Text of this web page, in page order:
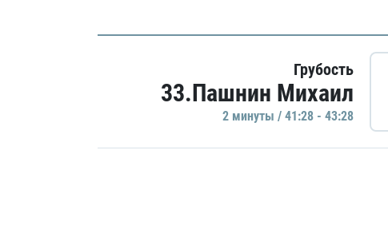
Грубость
33.Пашнин Михаил
2 минуты / 41:28 - 43:28